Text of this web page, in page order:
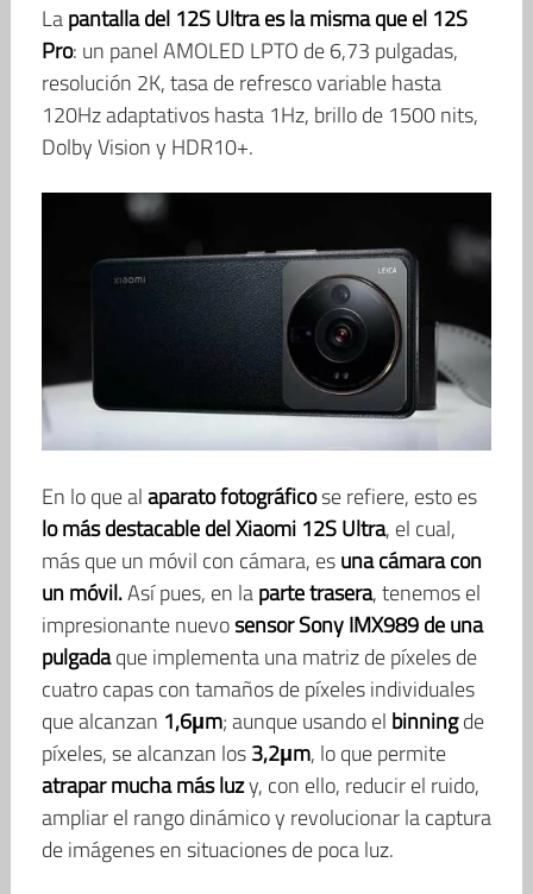
Lapantalladel 12S Ultra es la misma que el 12S
Pro: un panel AMOLED LPTO de 6,73 pulgadas,
resolución 2K, tasa de refresco variable hasta
120Hz adaptativos hasta 1Hz, brillo de 1500 nits,
Dolby Vision y HDR10+.
En lo que alaparato fotográficose refiere, esto es
lo más destacable del Xiaomi 12S Ultra, el cual,
más que un móvil con cámara, esuna cámara con
un móvil.Así pues, en laparte trasera, tenemos el
impresionante nuevosensor Sony IMX989 de una
pulgadaque implementa una matriz de píxeles de
cuatro capas con tamaños de píxeles individuales
que alcanzan 1,6μm; aunque usando el binningde
píxeles, se alcanzan los3,2μm, lo que permite
atrapar mucha más luzy, con ello, reducir el ruido,
ampliar el rango dinámico y revolucionar la captura
de imágenes en situaciones de poca luz.